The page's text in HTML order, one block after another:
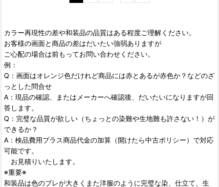
カラー再現性の差や和装品の品質はある程度ご理解ください。
お客様の画面と商品の差はだいたい強弱ありますが
ご心配の場合は前もってお問い合わせください。
例：
Q：画面はオレンジ色だけれど商品には赤とあるが赤色か？などのざ
っとした問合せ
A：現品の確認、またはメーカーへ確認後、だいたいになりますが回
答します。
Q：完璧な品質が欲しい（ちょっとの染難や生地難も許さない！）が
できるか？
A：検品費用プラス商品代金の加算（開けたら中古ポリシー）で対応
可能です。
お見積りいたします。
※重要※
和装品は色のブレが大きくまた洋服のように完璧な染、仕立て、生